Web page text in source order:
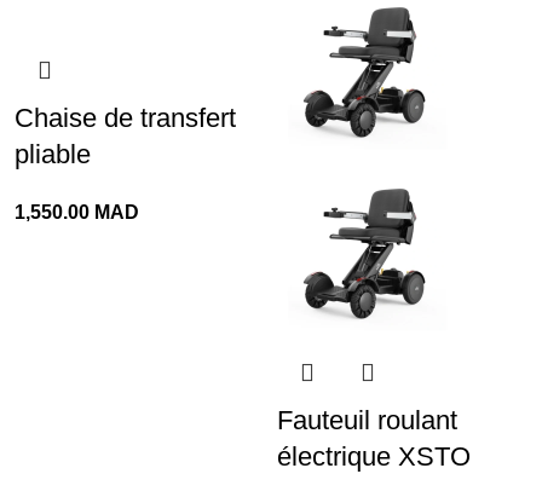
Chaise de transfert
pliable
1,550.00 MAD
Fauteuil roulant
électrique XSTO